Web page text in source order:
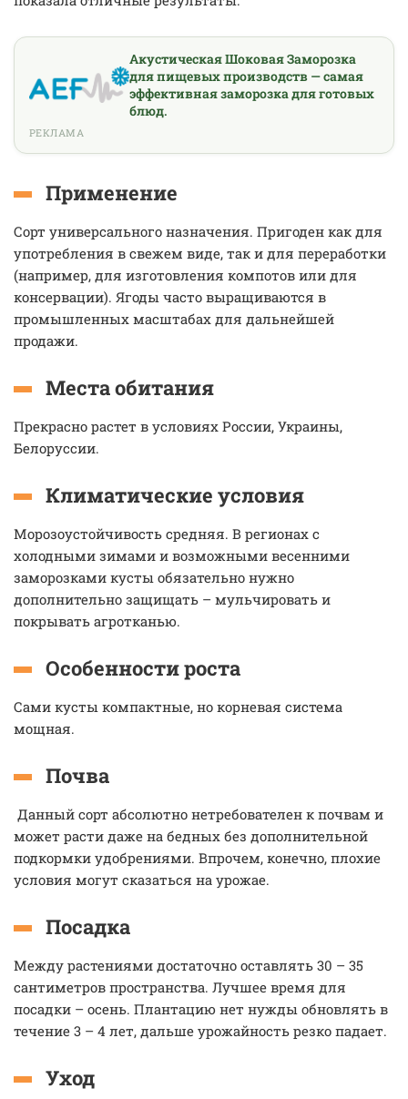
Акустическая Шоковая Заморозка
для пищевых производств — самая
эффективная заморозка для готовых
блюд.
РЕКЛАМА
Применение
Сорт универсального назначения. Пригоден как для
употребления в свежем виде, так и для переработки
(например, для изготовления компотов или для
консервации). Ягоды часто выращиваются в
промышленных масштабах для дальнейшей
продажи.
Места обитания
Прекрасно растет в условиях России, Украины,
Белоруссии.
Климатические условия
Морозоустойчивость средняя. В регионах с
холодными зимами и возможными весенними
заморозками кусты обязательно нужно
дополнительно защищать – мульчировать и
покрывать агротканью.
Особенности роста
Сами кусты компактные, но корневая система
мощная.
Почва
Данный сорт абсолютно нетребователен к почвам и
может расти даже на бедных без дополнительной
подкормки удобрениями. Впрочем, конечно, плохие
условия могут сказаться на урожае.
Посадка
Между растениями достаточно оставлять 30 – 35
сантиметров пространства. Лучшее время для
посадки – осень. Плантацию нет нужды обновлять в
течение 3 – 4 лет, дальше урожайность резко падает.
Уход